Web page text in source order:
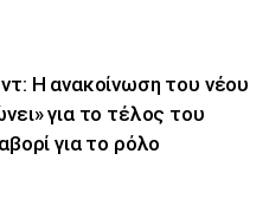
Η ανακοίνωση του νέου
για το τέλος του
για το ρόλο